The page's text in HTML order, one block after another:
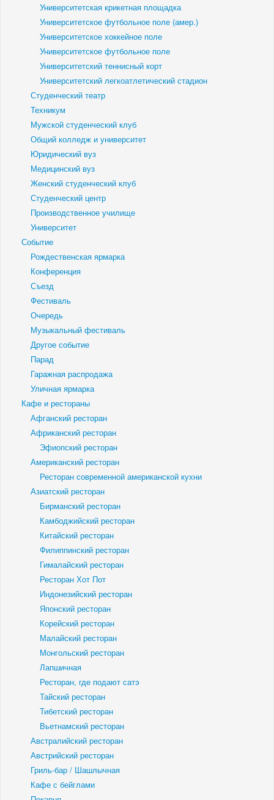
Университетская крикетная площадка
Университетское футбольное поле (амер.)
Университетское хоккейное поле
Университетское футбольное поле
Университетский теннисный корт
Университетский легкоатлетический стадион
Студенческий театр
Техникум
Мужской студенческий клуб
Общий колледж и университет
Юридический вуз
Медицинский вуз
Женский студенческий клуб
Студенческий центр
Производственное училище
Университет
Событие
Рождественская ярмарка
Конференция
Съезд
Фестиваль
Очередь
Музыкальный фестиваль
Другое событие
Парад
Гаражная распродажа
Уличная ярмарка
Кафе и рестораны
Афганский ресторан
Африканский ресторан
Эфиопский ресторан
Американский ресторан
Ресторан современной американской кухни
Азиатский ресторан
Бирманский ресторан
Камбоджийский ресторан
Китайский ресторан
Филиппинский ресторан
Гималайский ресторан
Ресторан Хот Пот
Индонезийский ресторан
Японский ресторан
Корейский ресторан
Малайский ресторан
Монгольский ресторан
Лапшичная
Ресторан, где подают сатэ
Тайский ресторан
Тибетский ресторан
Вьетнамский ресторан
Австралийский ресторан
Австрийский ресторан
Гриль-бар / Шашлычная
Кафе с бейглами